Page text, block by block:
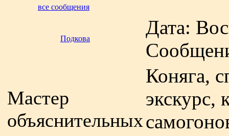
все сообщения
Подкова
Дата:
Мастер
объяснительных
Коняга,
экскурс,